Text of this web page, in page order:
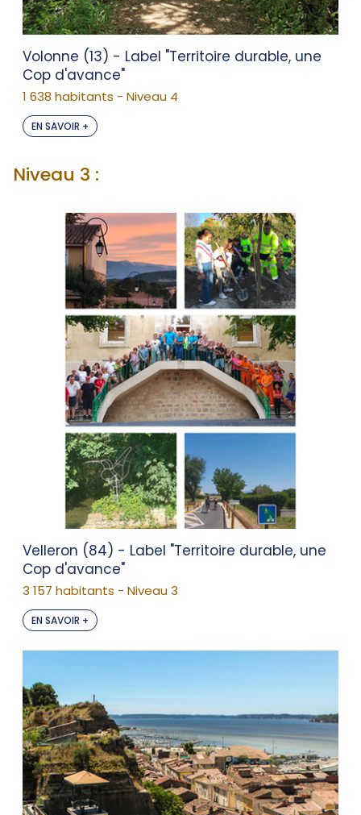
Volonne (13) - Label "Territoire durable, une
Cop d'avance"
1 638 habitants - Niveau 4
EN SAVOIR +
Niveau 3 :
Velleron (84) - Label "Territoire durable, une
Cop d'avance"
3 157 habitants - Niveau 3
EN SAVOIR +